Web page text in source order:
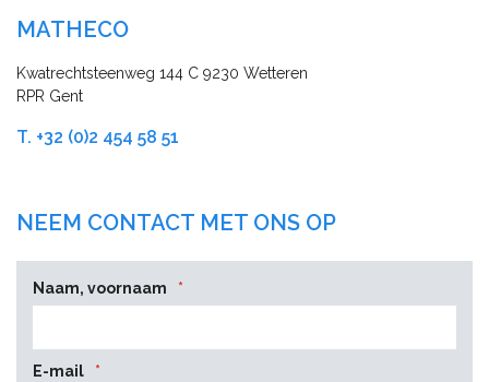
MATHECO
Kwatrechtsteenweg 144 C 9230 Wetteren
RPR Gent
T. +32 (0)2 454 58 51
NEEM CONTACT MET ONS OP
Naam, voornaam *
E-mail *